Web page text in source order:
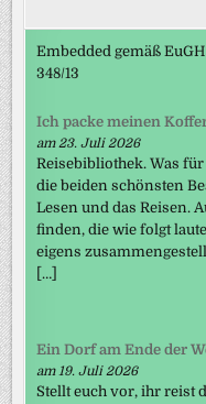
Embedded gemäß
348/13
Ich packe meinen
am 23. Juli 2026
Reisebibliothek. Was
die beiden schönsten
Lesen und das Reisen.
finden, die wie folgt
eigens
[…]
Ein Dorf am Ende der
am 19. Juli 2026
Stellt euch vor, ihr reist